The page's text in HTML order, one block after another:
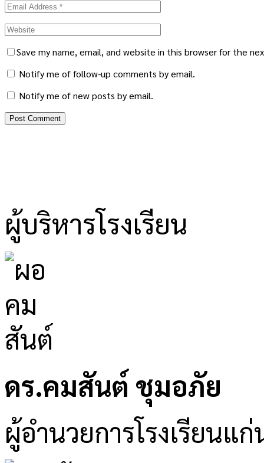
Save my name, email, and website in this browser for the
Notify me of follow-up comments by email.
Notify me of new posts by email.
ผู้บริหารโรงเรียน
ดร.คมสันต์ ชุมอภัย
ผู้อำนวยการโรงเรียนแ